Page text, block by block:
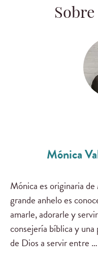
Mónica
Mónica es originaria
grande anhelo es
amarle, adorarle y
consejería bíblica y
de Dios a servir entre …